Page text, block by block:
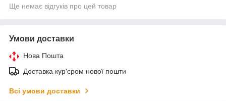
Ще немає відгуків про цей товар
Умови доставки
Нова Пошта
Доставка кур'єром нової пошти
Всі умови доставки